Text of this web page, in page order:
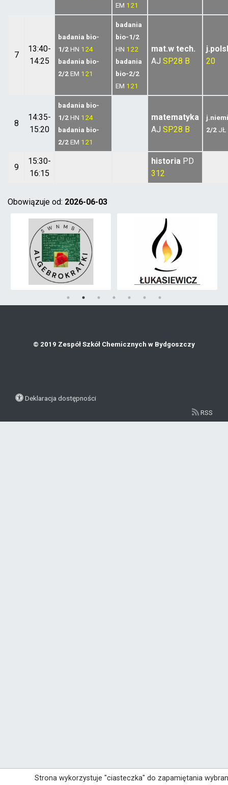
EM 121
7
13:40-
14:25
badania bio-
1/2HN 124
badania bio-
2/2EM 121
badania
bio-1/2
HN 122
badania
bio-2/2
EM 121
mat.w tech.
AJ SP28 B
20
8
14:35-
15:20
badania bio-
1/2HN 124
badania bio-
2/2EM 121
matematyka
AJ SP28 B
2/2 JŁ
9
15:30-
16:15
historia PD
312
Obowiązuje od: 2026-06-03
Strona wykorzystuje "ciasteczka" do zapamiętania
© 2019 Zespół Szkół Chemicznych w Bydgoszczy
Deklaracja dostępności
RSS